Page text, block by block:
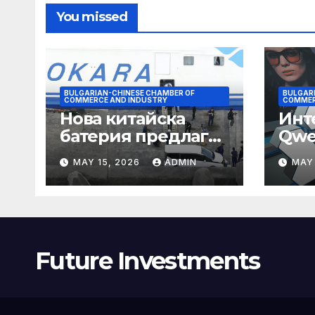
You missed
BULGARIAN-CHINESE CHAMBER OF
COMMERCE AND INDUSTRY
Нова китайска
батерия предлага
нова надежда за
съхранение на
водород
MAY 15, 2026 ADMIN
Future Investments